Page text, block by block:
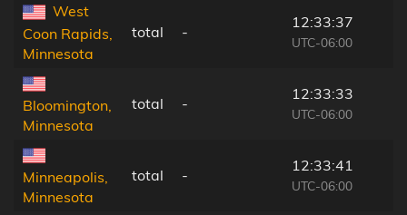
West
Coon Rapids,
Minnesota
total -
12:33:37
UTC-06:00
Bloomington,
Minnesota
total -
12:33:33
UTC-06:00
Minneapolis,
Minnesota
total -
12:33:41
UTC-06:00